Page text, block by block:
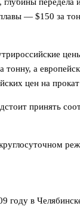
— $150 за
тонну, а
цен на
принять
году в